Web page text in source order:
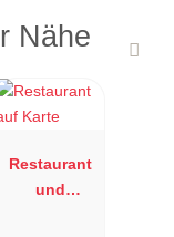
Nähe
Restaurant
und